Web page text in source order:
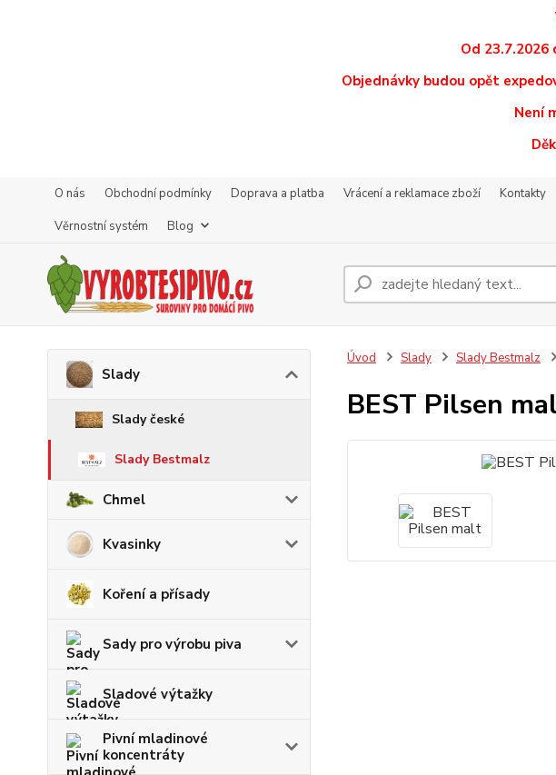
Od 23.7.2026
Objednávky budou opět
Není
O nás Obchodní podmínky Doprava a platba Vrácení a reklamace zboží Kontakty
Věrnostní systém
Blog
Slady
Slady české
Slady Bestmalz
Chmel
Kvasinky
Koření a přísady
Sady pro výrobu piva
Sladové výtažky
Pivní mladinové
koncentráty
Úvod Slady Slady Bestmalz
BEST Pilsen